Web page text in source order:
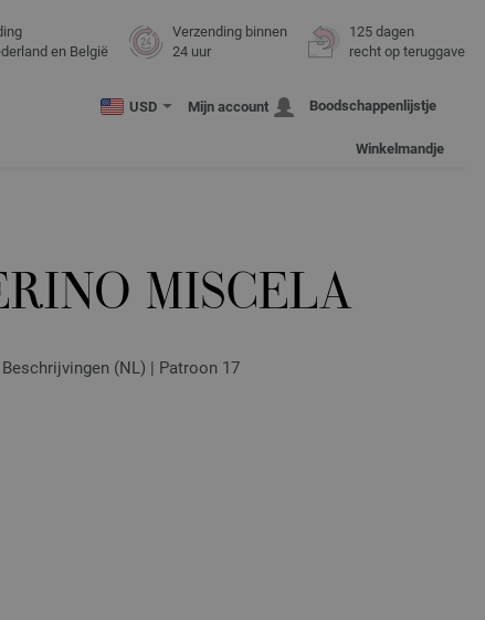
en België
Verzending binnen
24 uur
125 dagen
recht op teruggave
USD Mijn account Boodschappenlijstje
Winkelmandje
MISCELA
(NL) | Patroon 17